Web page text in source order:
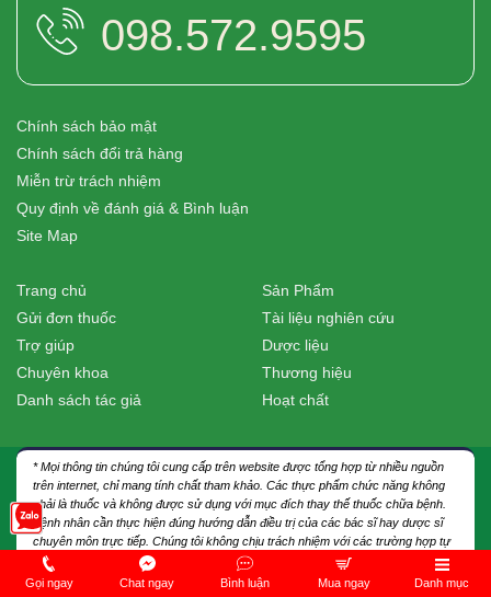
098.572.9595
Chính sách bảo mật
Chính sách đổi trả hàng
Miễn trừ trách nhiệm
Quy định về đánh giá & Bình luận
Site Map
Trang chủ
Gửi đơn thuốc
Trợ giúp
Chuyên khoa
Danh sách tác giả
Sản Phẩm
Tài liệu nghiên cứu
Dược liệu
Thương hiệu
Hoạt chất
* Mọi thông tin chúng tôi cung cấp trên website được tổng hợp từ nhiều nguồn
trên internet, chỉ mang tính chất tham khảo. Các thực phẩm chức năng không
phải là thuốc và không được sử dụng với mục đích thay thế thuốc chữa bệnh.
Bệnh nhân cần thực hiện đúng hướng dẫn điều trị của các bác sĩ hay dược sĩ
chuyên môn trực tiếp. Chúng tôi không chịu trách nhiệm với các trường hợp tự
ý sử dụng thuốc, thực phẩm chức năng theo các thông tin được cung cấp trên
website.
Gọi ngay Chat ngay Bình luận Mua ngay Danh mục